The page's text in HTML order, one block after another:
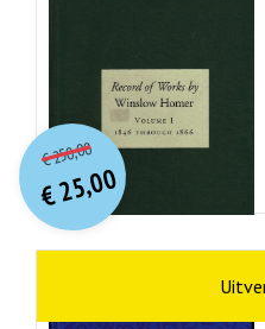
€250,00O
orspr
onkelijke
prijs
was:
€ 250,00.
€25,00
Huidige
prijs
is:
€ 25,00.